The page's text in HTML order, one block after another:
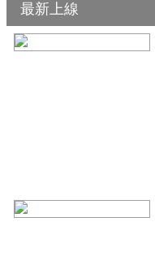
最新上線